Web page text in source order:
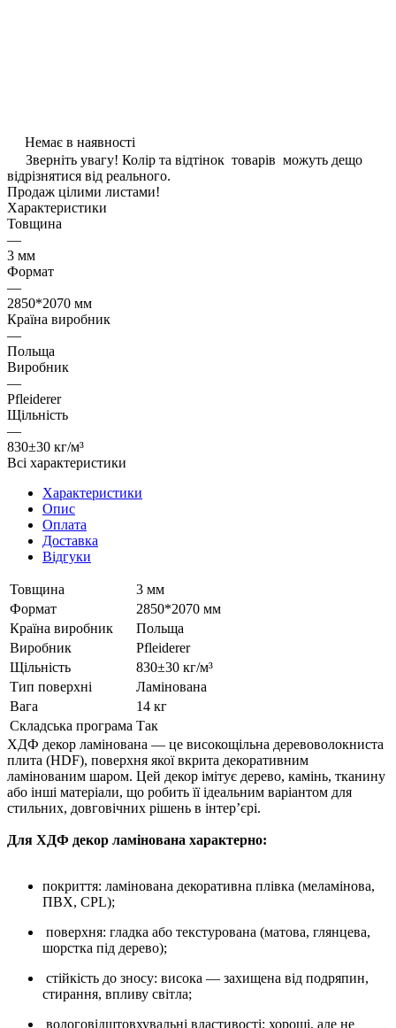
Немає в наявності
Зверніть увагу! Колір та відтінок товарів можуть дещо
відрізнятися від реального.
Продаж цілими листами!
Характеристики
Товщина
—
3 мм
Формат
—
2850*2070 мм
Країна виробник
—
Польща
Виробник
—
Pfleiderer
Щільність
—
830±30 кг/м³
Всі характеристики
Характеристики
Опис
Оплата
Доставка
Відгуки
Товщина
3 мм
Формат
2850*2070 мм
Країна виробник
Польща
Виробник
Pfleiderer
Щільність
830±30 кг/м³
Тип поверхні
Ламінована
Вага
14 кг
Складська програма Так
ХДФ декор ламінована — це високощільна деревоволокниста
плита (HDF), поверхня якої вкрита декоративним
ламінованим шаром. Цей декор імітує дерево, камінь, тканину
або інші матеріали, що робить її ідеальним варіантом для
стильних, довговічних рішень в інтер’єрі.
Для ХДФ декор ламінована характерно:
покриття: ламінована декоративна плівка (меламінова,
ПВХ, CPL);
поверхня: гладка або текстурована (матова, глянцева,
шорстка під дерево);
стійкість до зносу: висока — захищена від подряпин,
стирання, впливу світла;
вологовідштовхувальні властивості: хороші, але не